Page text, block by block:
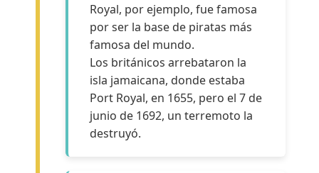
Royal, por ejemplo, fue famosa
por ser la base de piratas más
famosa del mundo.
Los británicos arrebataron la
isla jamaicana, donde estaba
Port Royal, en 1655, pero el 7 de
junio de 1692, un terremoto la
destruyó.